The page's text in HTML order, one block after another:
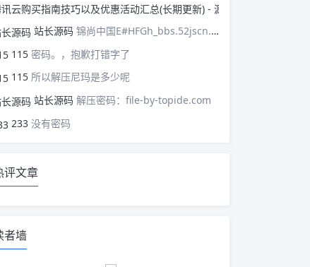
站长源码 锦尚中国E#HFGh_bbs.52jscn.comEYzhibo8
115 密码。，抱歉打错字了
115 所以解压尼玛是多少呢
站长源码 解压密码：file-by-topide.com
233 没有密码
评文章
者墙